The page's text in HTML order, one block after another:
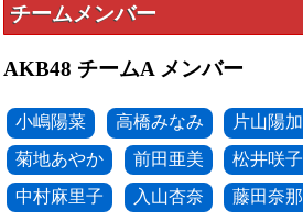
チームメンバー
AKB48 チームA メンバー
小嶋陽菜 高橋みなみ 片山陽加
菊地あやか
前田亜美 松井咲子
中村麻里子
入山杏奈 藤田奈那